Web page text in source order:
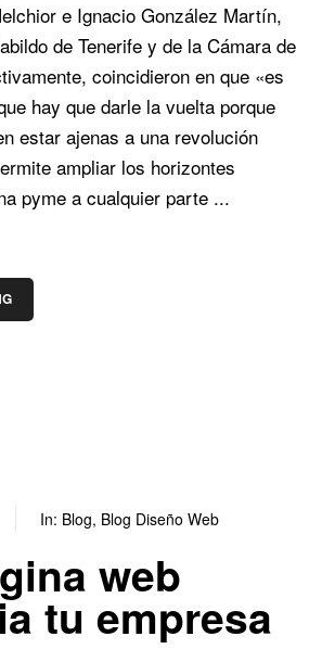
e Ignacio González Martín,
de Tenerife y de la Cámara de
coincidieron en que «es
hay que darle la vuelta porque
estar ajenas a una revolución
ampliar los horizontes
pyme a cualquier parte ...
In: Blog, Blog Diseño Web
web
tu empresa